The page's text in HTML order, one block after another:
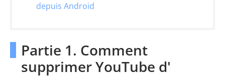
depuis Android
Partie 1. Comment
supprimer YouTube d'